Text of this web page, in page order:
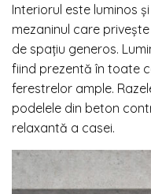
Interiorul este luminos
mezaninul care
de spațiu generos.
fiind prezentă în toate
ferestrelor ample.
podelele din beton
relaxantă a casei.